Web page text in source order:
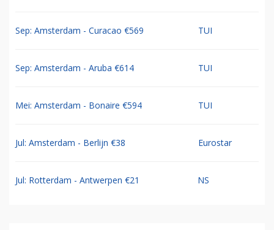
Sep: Amsterdam - Curacao €569 TUI
Sep: Amsterdam - Aruba €614 TUI
Mei: Amsterdam - Bonaire €594 TUI
Jul: Amsterdam - Berlijn €38 Eurostar
Jul: Rotterdam - Antwerpen €21 NS